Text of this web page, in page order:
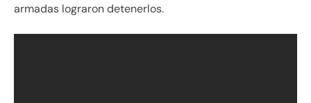
armadas lograron detenerlos.